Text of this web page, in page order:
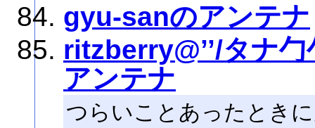
gyu-sanのアンテナ
ritzberry@’’/タナ
アンテナ
つらいことあったとき